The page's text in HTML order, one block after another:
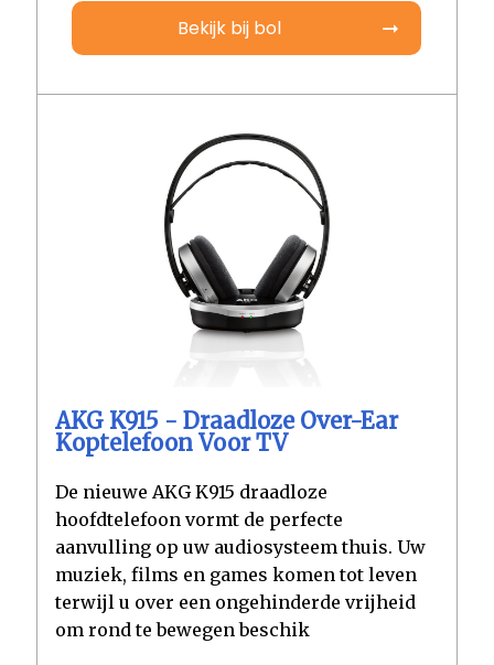
Bekijk bij bol
AKG K915 - Draadloze Over-Ear
Koptelefoon Voor TV
De nieuwe AKG K915 draadloze
hoofdtelefoon vormt de perfecte
aanvulling op uw audiosysteem thuis. Uw
muziek, films en games komen tot leven
terwijl u over een ongehinderde vrijheid
om rond te bewegen beschik